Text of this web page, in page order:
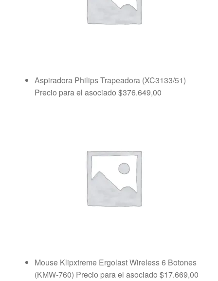
Aspiradora Philips Trapeadora (XC3133/51)
Precio para el asociado $376.649,00
Mouse Klipxtreme Ergolast Wireless 6 Botones
(KMW-760) Precio para el asociado $17.669,00